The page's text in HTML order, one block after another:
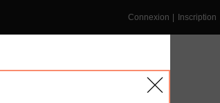
Connexion Inscription